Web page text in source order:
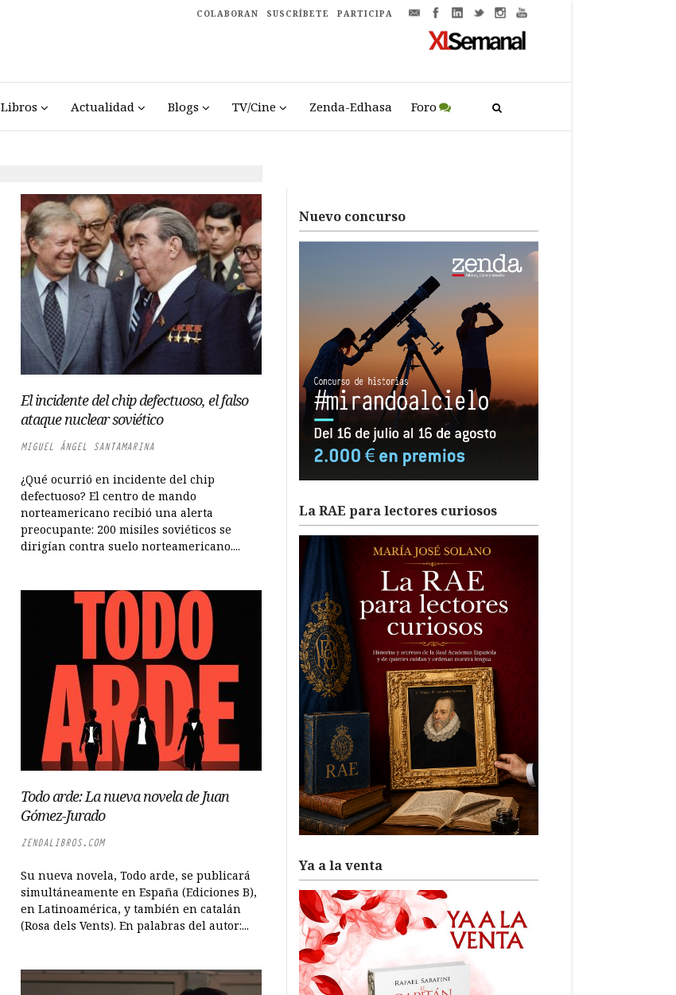
COLABORAN SUSCRÍBETE PARTICIPA
Libros Actualidad Blogs TV/Cine Zenda-Edhasa Foro
El incidente del chip defectuoso, el falso
ataque nuclear soviético
MIGUEL ÁNGEL SANTAMARINA
¿Qué ocurrió en incidente del chip
defectuoso? El centro de mando
norteamericano recibió una alerta
preocupante: 200 misiles soviéticos se
dirigían contra suelo norteamericano....
Todo arde: La nueva novela de Juan
Gómez-Jurado
ZENDALIBROS.COM
Su nueva novela, Todo arde, se publicará
simultáneamente en España (Ediciones B),
en Latinoamérica, y también en catalán
(Rosa dels Vents). En palabras del autor:...
Nuevo concurso
La RAE para lectores curiosos
Ya a la venta